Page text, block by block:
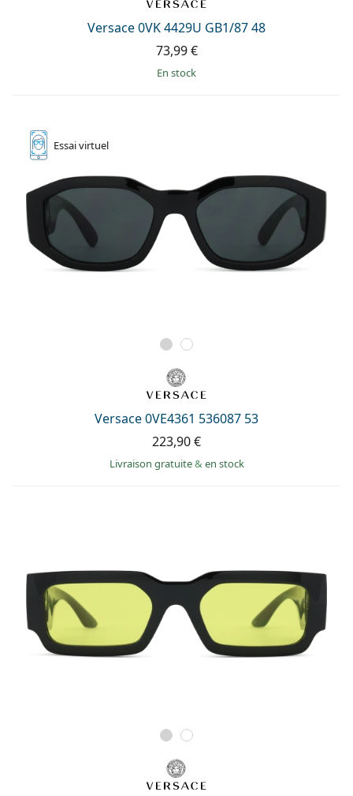
Versace 0VK 4429U GB1/87 48
73,99 €
en stock
Essaivirtuel
Versace 0VE4361 536087 53
223,90 €
Livraison gratuite& en stock